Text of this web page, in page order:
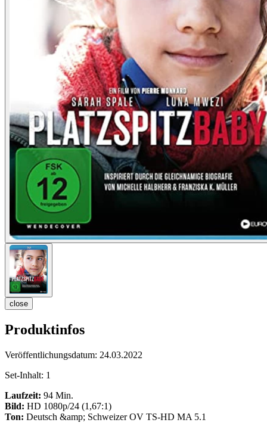
close
Produktinfos
Veröffentlichungsdatum: 24.03.2022
Set-Inhalt: 1
Laufzeit: 94 Min.
Bild: HD 1080p/24 (1,67:1)
Ton: Deutsch &amp; Schweizer OV TS-HD MA 5.1